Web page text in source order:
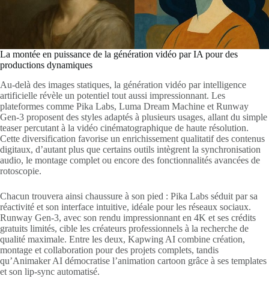
La montée en puissance de la génération vidéo par IA pour des
productions dynamiques
Au-delà des images statiques, la génération vidéo par intelligence
artificielle révèle un potentiel tout aussi impressionnant. Les
plateformes comme Pika Labs, Luma Dream Machine et Runway
Gen-3 proposent des styles adaptés à plusieurs usages, allant du simple
teaser percutant à la vidéo cinématographique de haute résolution.
Cette diversification favorise un enrichissement qualitatif des contenus
digitaux, d’autant plus que certains outils intègrent la synchronisation
audio, le montage complet ou encore des fonctionnalités avancées de
rotoscopie.
Chacun trouvera ainsi chaussure à son pied : Pika Labs séduit par sa
réactivité et son interface intuitive, idéale pour les réseaux sociaux.
Runway Gen-3, avec son rendu impressionnant en 4K et ses crédits
gratuits limités, cible les créateurs professionnels à la recherche de
qualité maximale. Entre les deux, Kapwing AI combine création,
montage et collaboration pour des projets complets, tandis
qu’Animaker AI démocratise l’animation cartoon grâce à ses templates
et son lip-sync automatisé.